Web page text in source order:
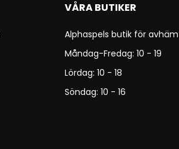
VÅRA BUTIKER
Alphaspels butik för
Måndag-Fredag: 10 - 19
Lördag: 10 - 18
Söndag: 10 - 16